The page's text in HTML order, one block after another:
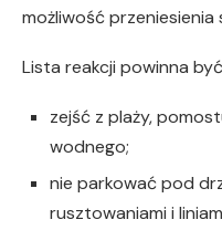
możliwość przeniesienia
Lista reakcji powinna
zejść z plaży,
wodnego;
nie parkować pod
rusztowaniami i